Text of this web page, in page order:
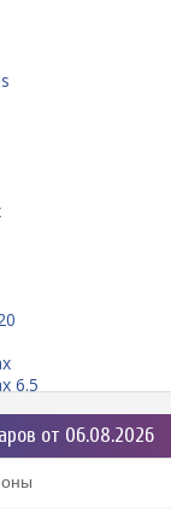
6.5
от 06.08.2026